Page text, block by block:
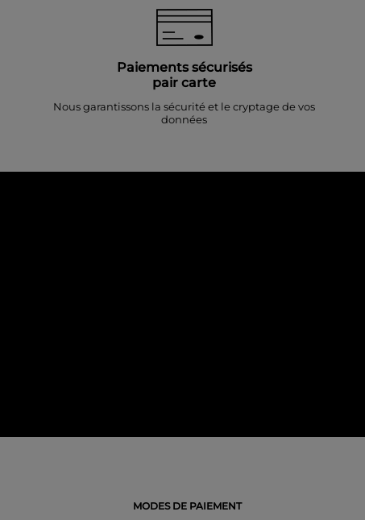
Paiements sécurisés
pair carte
Nous garantissons la sécurité et le cryptage de vos
données
MODES DE PAIEMENT